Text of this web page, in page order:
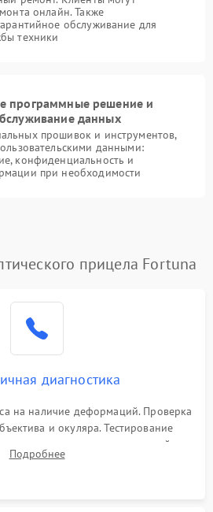
онлайн. Также
обслуживание для
техники
программные решение и
данных
прошивок и инструментов,
данными:
конфиденциальность и
при необходимости
прицела Fortuna
диагностика
на наличие деформаций. Проверка
и окуляра. Тестирование
ввода поправок, кольца отстройки
Выявление сколов, внутренних
Подробнее